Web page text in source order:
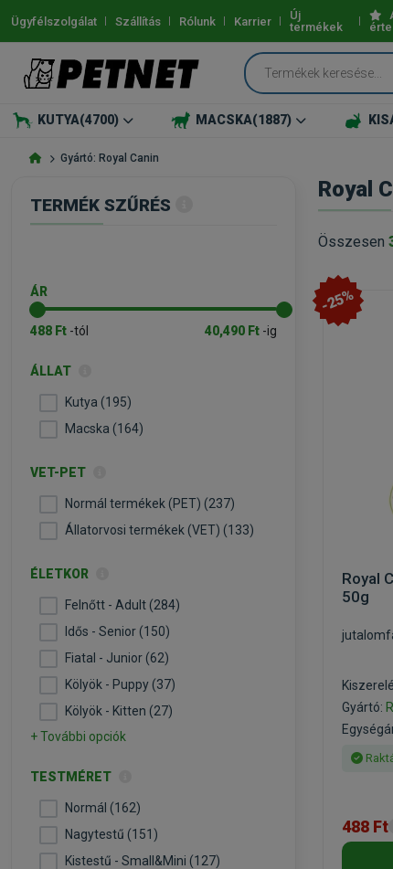
Ügyfélszolgálat Szállítás Rólunk Karrier
Új
termékek
KUTYA(4700) MACSKA(1887)
Gyártó: Royal Canin
Royal
Összesen
-25%
Royal
50g
Gyártó:
488 Ft
TERMÉK SZŰRÉS
ÁR
488 Ft -tól 40,490 Ft -ig
ÁLLAT
Kutya (195)
Macska (164)
VET-PET
Normál termékek (PET) (237)
Állatorvosi termékek (VET) (133)
ÉLETKOR
Felnőtt - Adult (284)
Idős - Senior (150)
Fiatal - Junior (62)
Kölyök - Puppy (37)
Kölyök - Kitten (27)
+ További opciók
TESTMÉRET
Normál (162)
Nagytestű (151)
Kistestű - Small&Mini (127)